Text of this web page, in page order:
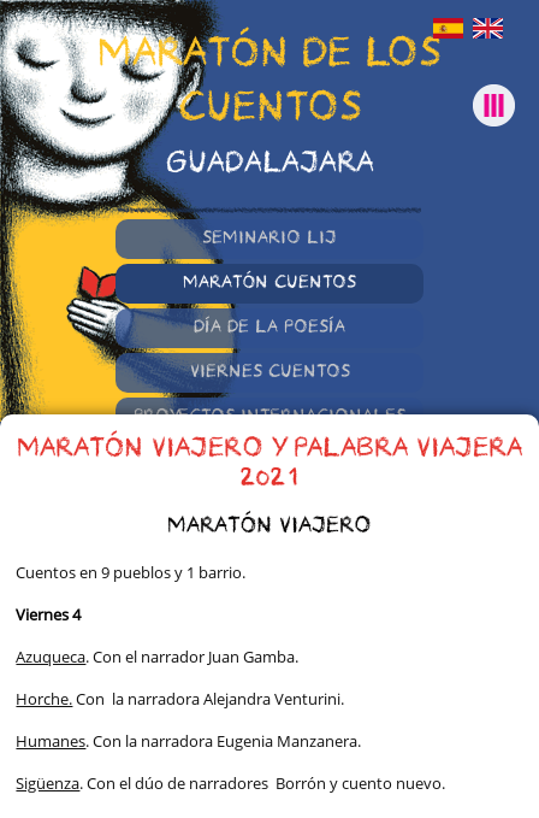
MARATÓN DE LOS
CUENTOS
GUADALAJARA
SEMINARIO LIJ
MARATÓN CUENTOS
DÍA DE LA POESÍA
VIERNES CUENTOS
PROYECTOS INTERNACIONALES
OTRAS INICIATIVAS
MARATÓN VIAJERO Y PALABRA VIAJERA
2021
MARATÓN VIAJERO
Cuentos en 9 pueblos y 1 barrio.
Viernes 4
Azuqueca. Con el narrador Juan Gamba.
Horche.Con la narradora Alejandra Venturini.
Humanes. Con la narradora Eugenia Manzanera.
Sigüenza. Con el dúo de narradores Borrón y cuento nuevo.